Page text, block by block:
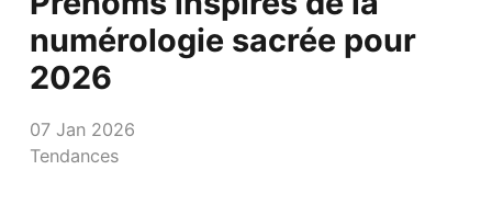
numérologie sacrée pour
2026
07 Jan 2026
Tendances